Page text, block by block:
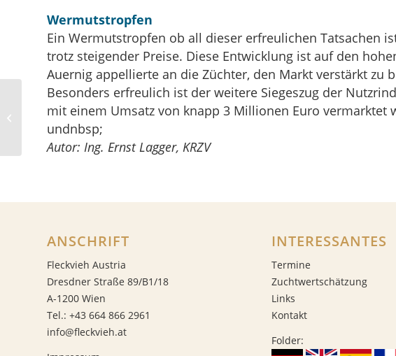
Wermutstropfen
Ein Wermutstropfen ob all dieser erfreulichen Tatsachen
trotz steigender Preise. Diese Entwicklung ist auf den
Auernig appellierte an die Züchter, den Markt verstärkt zu
Besonders erfreulich ist der weitere Siegeszug der
mit einem Umsatz von knapp 3 Millionen Euro vermarktet
undnbsp;
Autor: Ing. Ernst Lagger, KRZV
ANSCHRIFT
Fleckvieh Austria
Dresdner Straße 89/B1/18
A-1200 Wien
Tel.: +43 664 866 2961
info@fleckvieh.at
INTERESSANTES
Termine
Zuchtwertschätzung
Links
Kontakt
Folder:
Steiermark: 2.
Mürztaler Rinderschau